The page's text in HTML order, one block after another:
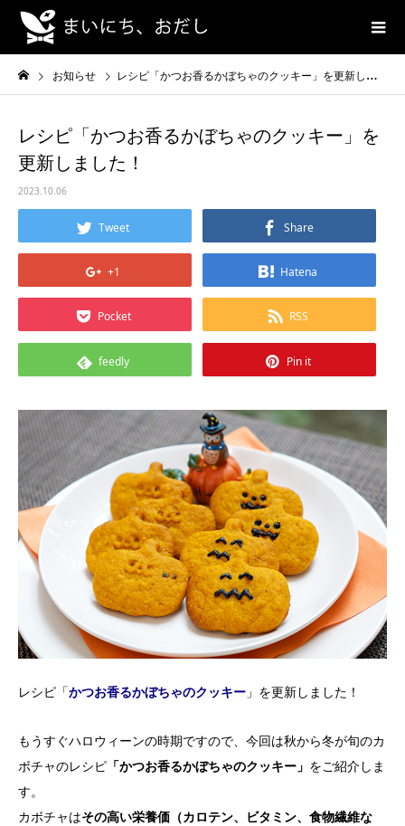
お知らせ レシピ「かつお香るかぼちゃのクッキー」を更新しました！
レシピ「かつお香るかぼちゃのクッキー」を
更新しました！
2023.10.06
Tweet Share
+1 Hatena
Pocket RSS
feedly Pin it
レシピ「かつお香るかぼちゃのクッキー 」を更新しました！
もうすぐハロウィーンの時期ですので、今回は秋から冬が旬のカ
ボチャのレシピ 「かつお香るかぼちゃのクッキー」 をご紹介しま
す。
カボチャはその高い栄養価（カロテン、ビタミン、食物繊維な